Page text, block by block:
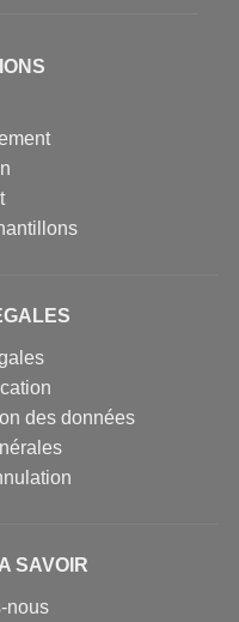
des données
SAVOIR
nous